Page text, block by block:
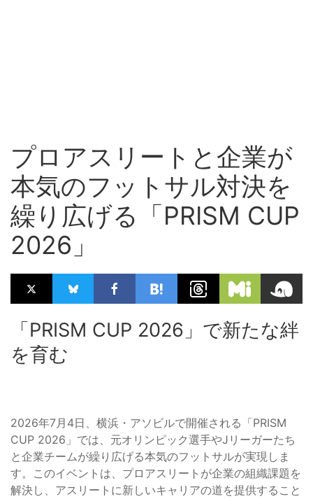
プロアスリートと企業が
本気のフットサル対決を
繰り広げる「PRISM CUP
2026」
「PRISM CUP 2026」で新たな絆
を育む
2026年7月4日、横浜・アソビルで開催される「PRISM
CUP 2026」では、元オリンピック選手やJリーガーたち
と企業チームが繰り広げる本気のフットサルが実現しま
す。このイベントは、プロアスリートが企業の組織課題を
解決し、アスリートに新しいキャリアの道を提供すること